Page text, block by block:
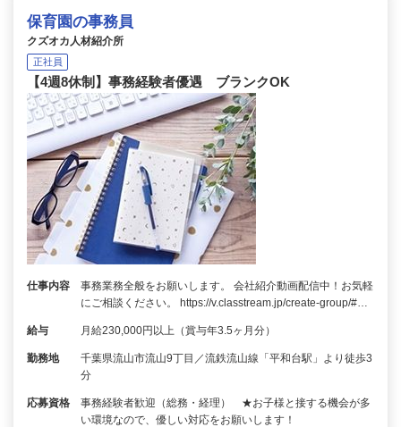
保育園の事務員
クズオカ人材紹介所
正社員
【4週8休制】事務経験者優遇 ブランクOK
仕事内容
事務業務全般をお願いします。 会社紹介動画配信中！お気軽
にご相談ください。 https://v.classtream.jp/create-group/#…
給与 月給230,000円以上（賞与年3.5ヶ月分）
勤務地
千葉県流山市流山9丁目／流鉄流山線「平和台駅」より徒歩3
分
応募資格
事務経験者歓迎（総務・経理） ★お子様と接する機会が多
い環境なので、優しい対応をお願いします！